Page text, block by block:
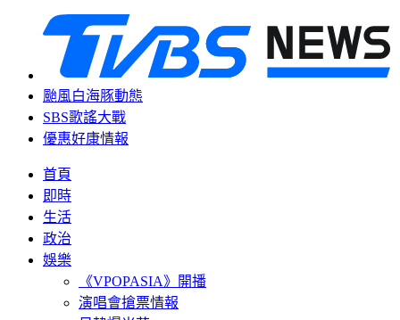
颱風白海豚動態
SBS歌謠大戰
優惠好康情報
首頁
即時
生活
政治
娛樂
《VPOPASIA》開播
演唱會搶票情報